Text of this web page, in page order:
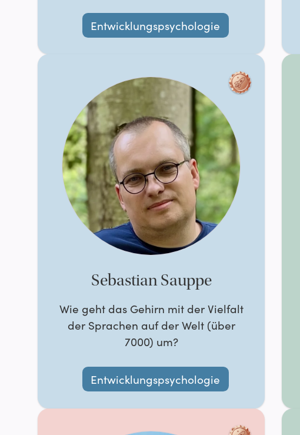
Entwicklungspsychologie
Sebastian Sauppe
Wie geht das Gehirn mit der Vielfalt
der Sprachen auf der Welt (über
7000) um?
Entwicklungspsychologie